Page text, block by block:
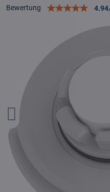
Bewertung 4.94